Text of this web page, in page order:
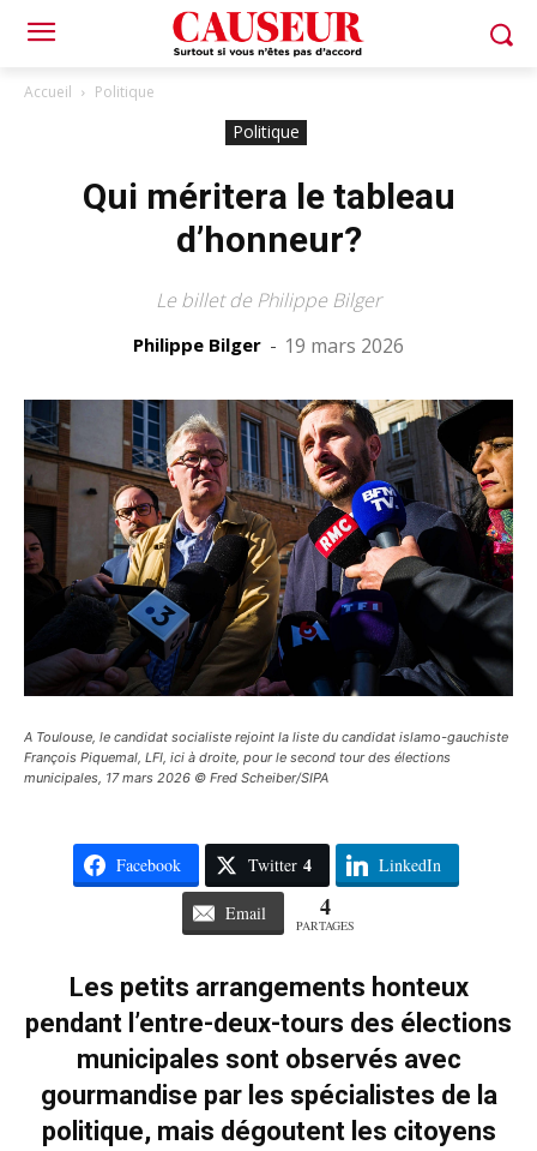
Accueil Politique
Politique
Qui méritera le tableau
d’honneur?
Le billet de Philippe Bilger
Philippe Bilger - 19 mars 2026
A Toulouse, le candidat socialiste rejoint la liste du candidat islamo-gauchiste
François Piquemal, LFI, ici à droite, pour le second tour des élections
municipales, 17 mars 2026 © Fred Scheiber/SIPA
Facebook Twitter 4 LinkedIn
Email 4
PARTAGES
Les petits arrangements honteux
pendant l’entre-deux-tours des élections
municipales sont observés avec
gourmandise par les spécialistes de la
politique, mais dégoutent les citoyens